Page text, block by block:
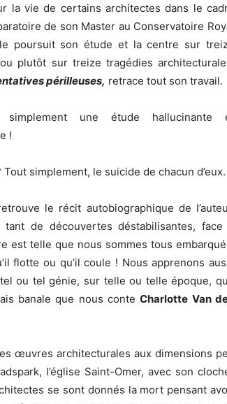
la vie de certains architectes dans le
de son Master au Conservatoire
poursuit son étude et la centre sur
plutôt sur treize tragédies
périlleuses, retrace tout son travail.
simplement une étude hallucinante
!
simplement, le suicide de chacun d’eux.
le récit autobiographique de
de découvertes déstabilisantes, face
est telle que nous sommes tous
flotte ou qu’il coule ! Nous apprenons
ou tel génie, sur telle ou telle époque,
banale que nous conteCharlotte Van
œuvres architecturales aux dimensions
l’église Saint-Omer, avec son
se sont donnés la mort pensant